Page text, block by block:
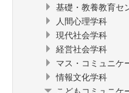
基礎・教養教育セ
人間心理学科
現代社会学科
経営社会学科
マス・コミュニケ
情報文化学科
こどもコミュニケ